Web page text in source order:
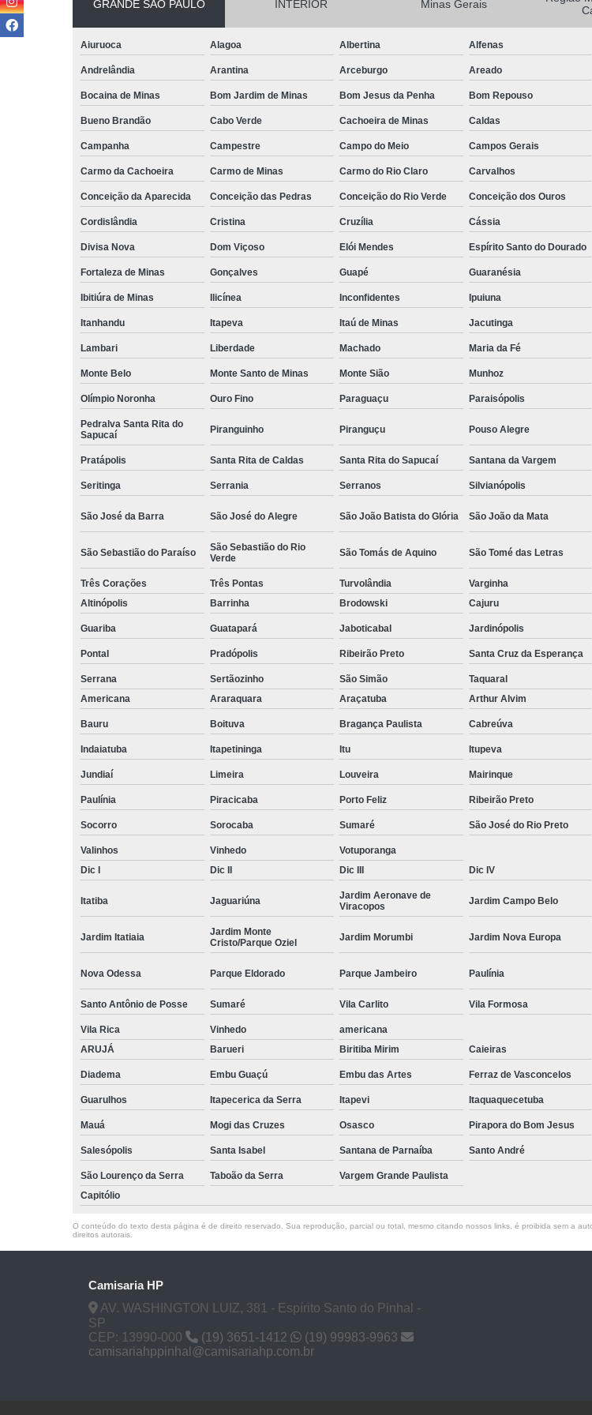
Camisa
Camisa Social
Camisa Social Masculina
Camisa Social
Camisa
Camisa Social
Camisa
Camisa
Camisa Social
Camisa
Camisa Social
Camisa Social Masculina
Camisa Social
Camisa Social
Camisa
Fábrica
Fábrica de
Fábrica de
Loja com Moda
Loja Executivo Moda
Loja Moda Masculina
Moda Masculina
Moda Casual
Moda Masculina Camisa
Moda Masculina
Moda Social Masculina
Roupas Masculinas
Roupas
Roupas Masculinas Plus
GRANDE SÃO PAULO INTERIOR Minas Gerais
Aiuruoca Alagoa Albertina Alfenas
Andrelândia Arantina Arceburgo Areado
Bocaina de Minas Bom Jardim de Minas Bom Jesus da Penha Bom Repouso
Bueno Brandão Cabo Verde Cachoeira de Minas Caldas
Campanha Campestre Campo do Meio Campos Gerais
Carmo da Cachoeira Carmo de Minas Carmo do Rio Claro Carvalhos
Conceição da Aparecida Conceição das Pedras Conceição do Rio Verde Conceição dos Ouros
Cordislândia Cristina Cruzília Cássia
Divisa Nova Dom Viçoso Elói Mendes Espírito Santo do Dourado
Fortaleza de Minas Gonçalves Guapé Guaranésia
Ibitiúra de Minas Ilicínea Inconfidentes Ipuiuna
Itanhandu Itapeva Itaú de Minas Jacutinga
Lambari Liberdade Machado Maria da Fé
Monte Belo Monte Santo de Minas Monte Sião Munhoz
Olímpio Noronha Ouro Fino Paraguaçu Paraisópolis
Pedralva Santa Rita do
Sapucaí
Piranguinho Piranguçu Pouso Alegre
Pratápolis Santa Rita de Caldas Santa Rita do Sapucaí Santana da Vargem
Seritinga Serrania Serranos Silvianópolis
São José da Barra São José do Alegre São João Batista do Glória São João da Mata
São Sebastião do Paraíso
São Sebastião do Rio
Verde
São Tomás de Aquino São Tomé das Letras
Três Corações Três Pontas Turvolândia Varginha
Altinópolis
Barrinha Brodowski Cajuru
Guariba Guatapará Jaboticabal Jardinópolis
Pontal Pradópolis Ribeirão Preto Santa Cruz da Esperança
Serrana Sertãozinho São Simão
Taquaral
Americana
Araraquara Araçatuba Arthur Alvim
Bauru Boituva Bragança Paulista Cabreúva
Indaiatuba Itapetininga Itu Itupeva
Jundiaí Limeira Louveira Mairinque
Paulínia Piracicaba Porto Feliz Ribeirão Preto
Socorro Sorocaba Sumaré São José do Rio Preto
Valinhos Vinhedo
Votuporanga
Dic I
Dic II Dic III Dic IV
Itatiba Jaguariúna
Jardim Aeronave de
Viracopos
Jardim Campo Belo
Jardim Itatiaia
Jardim Monte
Cristo/Parque Oziel
Jardim Morumbi Jardim Nova Europa
Nova Odessa Parque Eldorado Parque Jambeiro Paulínia
Santo Antônio de Posse Sumaré Vila Carlito Vila Formosa
Vila Rica Vinhedo
americana
ARUJÁ
Barueri Biritiba Mirim Caieiras
Diadema Embu Guaçú Embu das Artes Ferraz de Vasconcelos
Guarulhos Itapecerica da Serra Itapevi Itaquaquecetuba
Mauá Mogi das Cruzes Osasco Pirapora do Bom Jesus
Salesópolis Santa Isabel Santana de Parnaíba Santo André
São Lourenço da Serra Taboão da Serra
Vargem Grande Paulista
Capitólio
O conteúdo do texto desta página é de direito reservado. Sua reprodução, parcial ou total, mesmo citando nossos links, é proibida sem a
direitos autorais
Camisaria HP
AV. WASHINGTON LUIZ, 381 - Espírito Santo do Pinhal -
SP
CEP: 13990-000
(19) 3651-1412
(19) 99983-9963
camisariahppinhal@camisariahp.com.br